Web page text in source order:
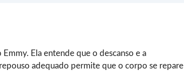
Ela entende que o descanso e a
adequado permite que o corpo se repare